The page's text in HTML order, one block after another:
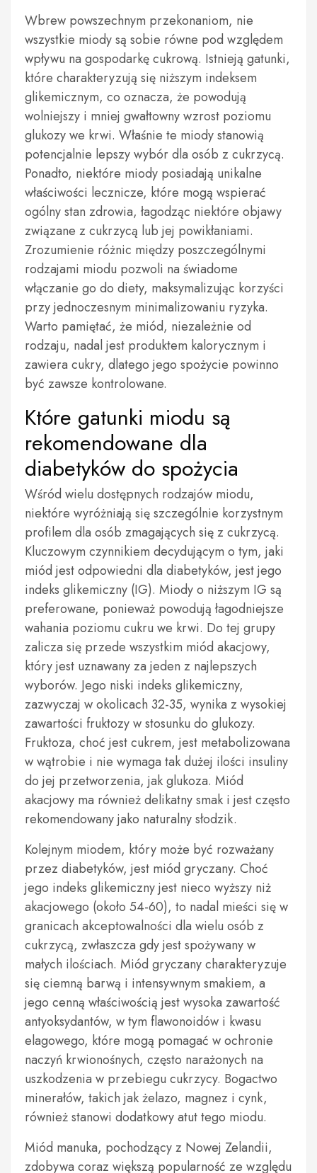
Wbrew powszechnym przekonaniom, nie
wszystkie miody są sobie równe pod względem
wpływu na gospodarkę cukrową. Istnieją gatunki,
które charakteryzują się niższym indeksem
glikemicznym, co oznacza, że powodują
wolniejszy i mniej gwałtowny wzrost poziomu
glukozy we krwi. Właśnie te miody stanowią
potencjalnie lepszy wybór dla osób z cukrzycą.
Ponadto, niektóre miody posiadają unikalne
właściwości lecznicze, które mogą wspierać
ogólny stan zdrowia, łagodząc niektóre objawy
związane z cukrzycą lub jej powikłaniami.
Zrozumienie różnic między poszczególnymi
rodzajami miodu pozwoli na świadome
włączanie go do diety, maksymalizując korzyści
przy jednoczesnym minimalizowaniu ryzyka.
Warto pamiętać, że miód, niezależnie od
rodzaju, nadal jest produktem kalorycznym i
zawiera cukry, dlatego jego spożycie powinno
być zawsze kontrolowane.
Które gatunki miodu są
rekomendowane dla
diabetyków do spożycia
Wśród wielu dostępnych rodzajów miodu,
niektóre wyróżniają się szczególnie korzystnym
profilem dla osób zmagających się z cukrzycą.
Kluczowym czynnikiem decydującym o tym, jaki
miód jest odpowiedni dla diabetyków, jest jego
indeks glikemiczny (IG). Miody o niższym IG są
preferowane, ponieważ powodują łagodniejsze
wahania poziomu cukru we krwi. Do tej grupy
zalicza się przede wszystkim miód akacjowy,
który jest uznawany za jeden z najlepszych
wyborów. Jego niski indeks glikemiczny,
zazwyczaj w okolicach 32-35, wynika z wysokiej
zawartości fruktozy w stosunku do glukozy.
Fruktoza, choć jest cukrem, jest metabolizowana
w wątrobie i nie wymaga tak dużej ilości insuliny
do jej przetworzenia, jak glukoza. Miód
akacjowy ma również delikatny smak i jest często
rekomendowany jako naturalny słodzik.
Kolejnym miodem, który może być rozważany
przez diabetyków, jest miód gryczany. Choć
jego indeks glikemiczny jest nieco wyższy niż
akacjowego (około 54-60), to nadal mieści się w
granicach akceptowalności dla wielu osób z
cukrzycą, zwłaszcza gdy jest spożywany w
małych ilościach. Miód gryczany charakteryzuje
się ciemną barwą i intensywnym smakiem, a
jego cenną właściwością jest wysoka zawartość
antyoksydantów, w tym flawonoidów i kwasu
elagowego, które mogą pomagać w ochronie
naczyń krwionośnych, często narażonych na
uszkodzenia w przebiegu cukrzycy. Bogactwo
minerałów, takich jak żelazo, magnez i cynk,
również stanowi dodatkowy atut tego miodu.
Miód manuka, pochodzący z Nowej Zelandii,
zdobywa coraz większą popularność ze względu